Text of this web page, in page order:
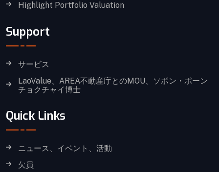
Highlight Portfolio Valuation
Support
サービス
LaoValue、AREA不動産庁とのMOU、ソポン・ポーン
チョクチャイ博士
Quick Links
ニュース、イベント、活動
欠員